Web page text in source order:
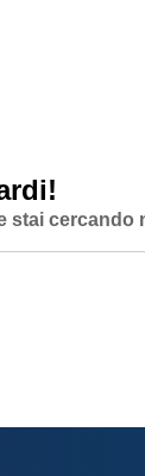
stai cercando